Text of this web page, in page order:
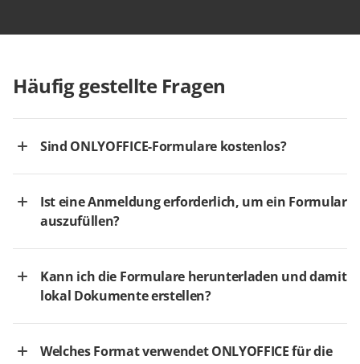
Häufig gestellte Fragen
Sind ONLYOFFICE-Formulare kostenlos?
Ist eine Anmeldung erforderlich, um ein Formular
auszufüllen?
Kann ich die Formulare herunterladen und damit
lokal Dokumente erstellen?
Welches Format verwendet ONLYOFFICE für die